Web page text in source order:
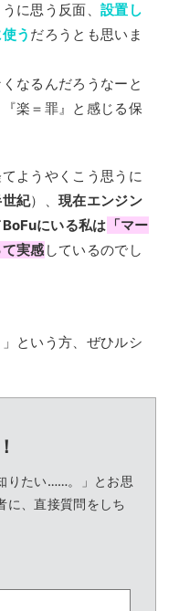
に思う反面、 設置し
う だろうとも思いま
なるんだろうなーと
楽＝罪』と感じる保
ようやくこう思うに
紀）、 現在エンジン
にいる私は 「マー
実感しているのでし
という方、ぜひルシ
りたい……。」とお思
に、直接質問をしち